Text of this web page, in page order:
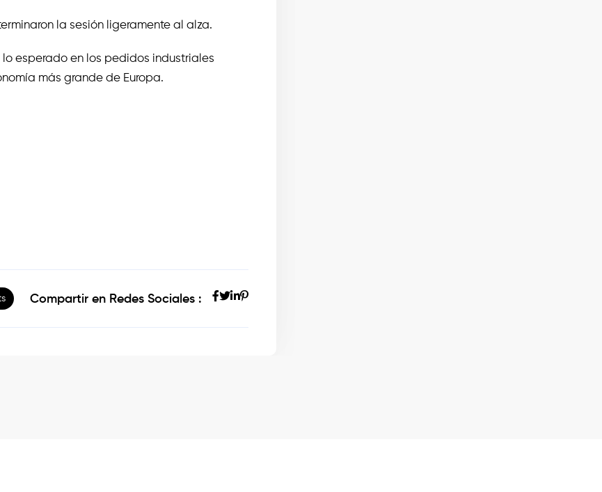
la sesión ligeramente al alza.
esperado en los pedidos industriales
más grande de Europa.
Compartir en Redes Sociales :